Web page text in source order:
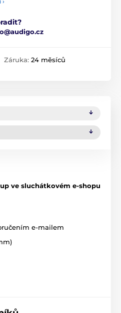
Záruka: 24 měsíců
ve sluchátkovém e-shopu
e-mailem